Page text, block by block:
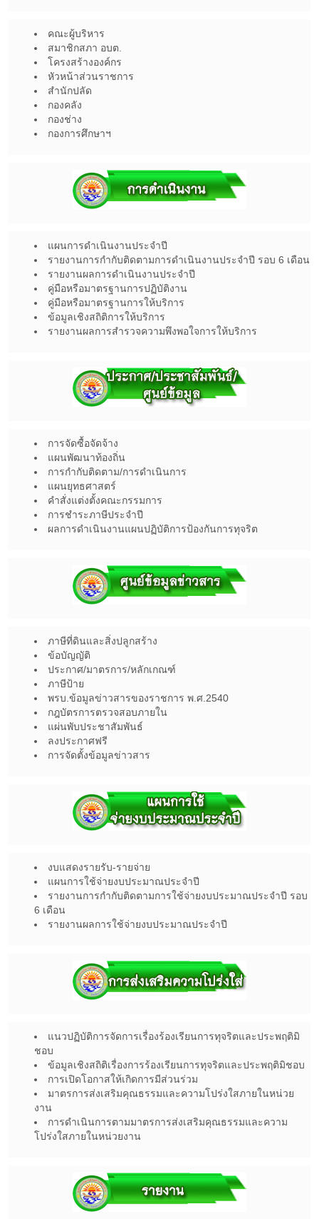
คณะผู้บริหาร
สมาชิกสภา อบต.
โครงสร้างองค์กร
หัวหน้าส่วนราชการ
สำนักปลัด
กองคลัง
กองช่าง
กองการศึกษาฯ
แผนการดำเนินงานประจำปี
รายงานการกำกับติดตามการดำเนินงานประจำปี รอบ 6 เดือน
รายงานผลการดำเนินงานประจำปี
คู่มือหรือมาตรฐานการปฏิบัติงาน
คู่มือหรือมาตรฐานการให้บริการ
ข้อมูลเชิงสถิติการให้บริการ
รายงานผลการสำรวจความพึงพอใจการให้บริการ
การจัดซื้อจัดจ้าง
แผนพัฒนาท้องถิ่น
การกำกับติดตาม/การดำเนินการ
แผนยุทธศาสตร์
คำสั่งแต่งตั้งคณะกรรมการ
การชำระภาษีประจำปี
ผลการดำเนินงานแผนปฏิบัติการป้องกันการทุจริต
ภาษีที่ดินและสิ่งปลูกสร้าง
ข้อบัญญัติ
ประกาศ/มาตรการ/หลักเกณฑ์
ภาษีป้าย
พรบ.ข้อมูลข่าวสารของราชการ พ.ศ.2540
กฎบัตรการตรวจสอบภายใน
แผ่นพับประชาสัมพันธ์
ลงประกาศฟรี
การจัดตั้งข้อมูลข่าวสาร
งบแสดงรายรับ-รายจ่าย
แผนการใช้จ่ายงบประมาณประจำปี
รายงานการกำกับติดตามการใช้จ่ายงบประมาณประจำปี รอบ
6 เดือน
รายงานผลการใช้จ่ายงบประมาณประจำปี
แนวปฏิบัติการจัดการเรื่องร้องเรียนการทุจริตและประพฤติมิ
ชอบ
ข้อมูลเชิงสถิติเรื่องการร้องเรียนการทุจริตและประพฤติมิชอบ
การเปิดโอกาสให้เกิดการมีส่วนร่วม
มาตรการส่งเสริมคุณธรรมและความโปร่งใสภายในหน่วย
งาน
การดำเนินการตามมาตรการส่งเสริมคุณธรรมและความ
โปร่งใสภายในหน่วยงาน